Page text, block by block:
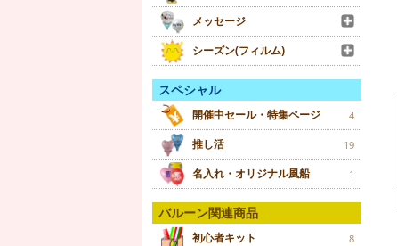
メッセージ
シーズン(フィルム)
スペシャル
開催中セール・特集ページ 4
推し活 19
名入れ・オリジナル風船 1
バルーン関連商品
初心者キット 8